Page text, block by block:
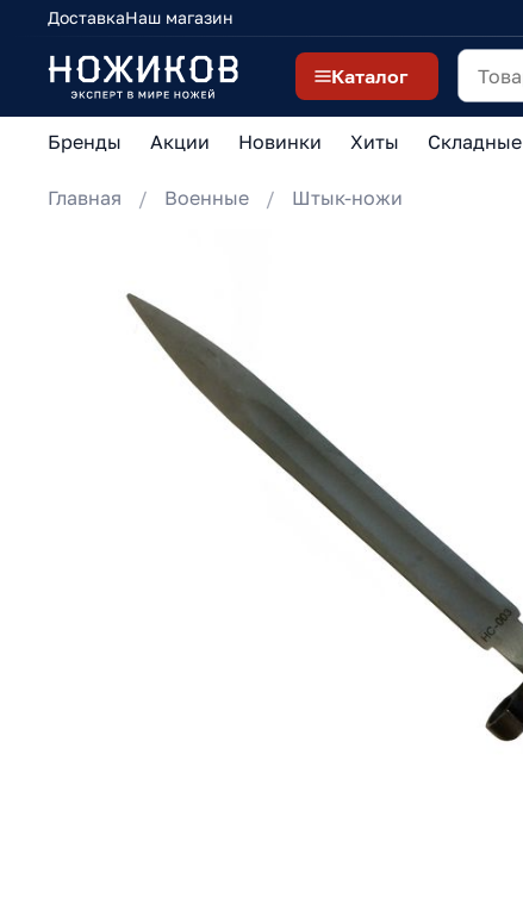
ДоставкаНаш магазин
Каталог
Бренды Акции Новинки Хиты Складные
Главная Военные Штык-ножи